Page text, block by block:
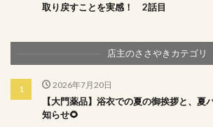
取り戻すことを実感！ 2話目
店主のささやきカテゴリ
2026年7月20日
【大門薬品】浴衣での夏の御挨拶と、夏
知らせ🌻